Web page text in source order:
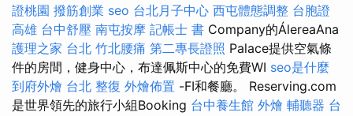
證桃園 撥筋創業 seo 台北月子中心 西屯體態調整 台胞證
高雄 台中舒壓 南屯按摩 記帳士 書 Company的ÁlereaAna
護理之家 台北 竹北腰痛 第二專長證照 Palace提供空氣條
件的房間，健身中心，布達佩斯中心的免費WI seo是什麼
到府外燴 台北 整復 外燴佈置 -FI和餐廳。 Reserving.com
是世界領先的旅行小組Booking 台中養生館 外燴 輔聽器 台